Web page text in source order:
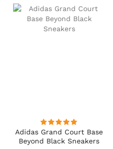
Adidas Grand Court Base
Beyond Black Sneakers